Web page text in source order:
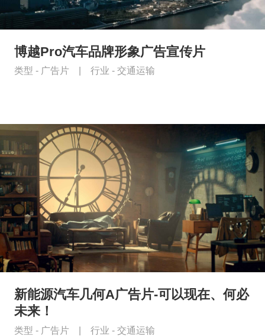
博越Pro汽车品牌形象广告宣传片
类型 - 广告片 行业 - 交通运输
新能源汽车几何A广告片-可以现在、何必
未来！
类型 - 广告片 行业 - 交通运输